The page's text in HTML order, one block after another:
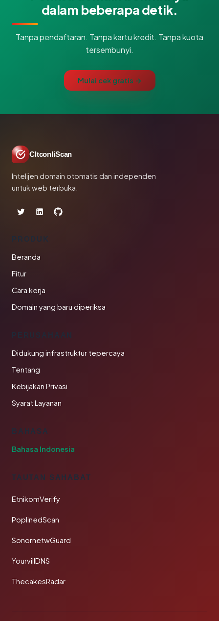
dalam beberapa detik.
Tanpa pendaftaran. Tanpa kartu kredit. Tanpa kuota
tersembunyi.
Mulai cek gratis →
CltconliScan
Intelijen domain otomatis dan independen
untuk web terbuka.
PRODUK
Beranda
Fitur
Cara kerja
Domain yang baru diperiksa
PERUSAHAAN
Didukung infrastruktur tepercaya
Tentang
Kebijakan Privasi
Syarat Layanan
BAHASA
Bahasa Indonesia
TAUTAN SAHABAT
EtnikomVerify
PoplinedScan
SonornetwGuard
YourvillDNS
ThecakesRadar